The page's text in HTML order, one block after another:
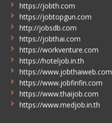
https://jobth.com
https://jobtopgun.com
http://jobsdb.com
https://jobthai.com
https://workventure.com
https://hoteljob.in.th
https://www.jobthaiweb.com
https://www.jobfinfin.com
https://www.thaijob.com
https://www.medjob.in.th